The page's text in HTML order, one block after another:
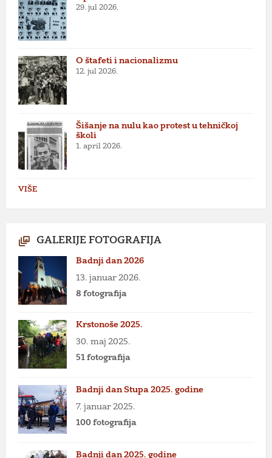
29. jul 2026.
O štafeti i nacionalizmu
12. jul 2026.
Šišanje na nulu kao protest u tehničkoj
školi
1. april 2026.
VIŠE
GALERIJE FOTOGRAFIJA
Badnji dan 2026
13. januar 2026.
8 fotografija
Krstonoše 2025.
30. maj 2025.
51 fotografija
Badnji dan Stupa 2025. godine
7. januar 2025.
100 fotografija
Badnji dan 2025. godine